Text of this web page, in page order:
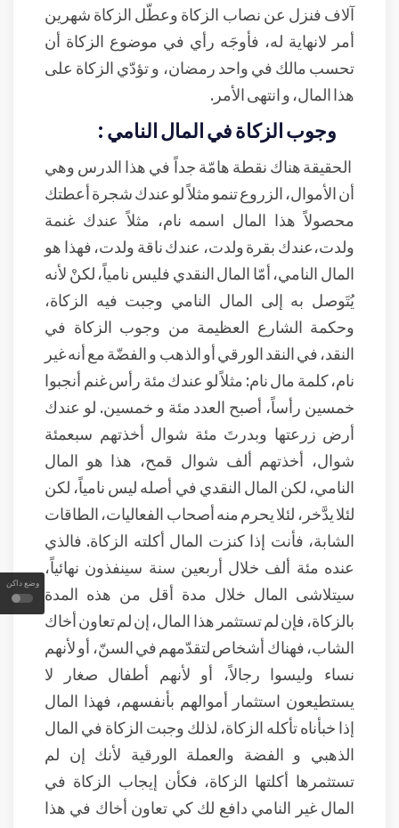
وضع داكن
آلاف فنزل عن نصاب الزكاة وعطّل الزكاة شهرين
أمر لانهاية له، فأوجَه رأي في موضوع الزكاة أن
تحسب مالك في واحد رمضان، و تؤدّي الزكاة على
هذا المال، و انتهى الأمر.
وجوب الزكاة في المال النامي :
الحقيقة هناك نقطة هامّة جداً في هذا الدرس وهي
أن الأموال، الزروع تنمو مثلاً لو عندك شجرة أعطتك
محصولاً هذا المال اسمه نام، مثلاً عندك غنمة
ولدت،عندك بقرة ولدت، عندك ناقة ولدت، فهذا هو
المال النامي، أمّا المال النقدي فليس نامياً، لكنْ لأنه
يُتَوصل به إلى المال النامي وجبت فيه الزكاة،
وحكمة الشارع العظيمة من وجوب الزكاة في
النقد، في النقد الورقي أو الذهب و الفضّة مع أنه غير
نام، كلمة مال نام: مثلاً لو عندك مئة رأس غنم أنجبوا
خمسين رأساً، أصبح العدد مئة و خمسين. لو عندك
أرض زرعتها وبدرتَ مئة شوال أخذتهم سبعمئة
شوال، أخذتهم ألف شوال قمح، هذا هو المال
النامي، لكن المال النقدي في أصله ليس نامياً، لكن
لئلا يدَّخر، لئلا يحرم منه أصحاب الفعاليات، الطاقات
الشابة، فأنت إذا كنزت المال أكلته الزكاة. فالذي
عنده مئة ألف خلال أربعين سنة سينفذون نهائياً،
سيتلاشى المال خلال مدة أقل من هذه المدة
بالزكاة، فإن لم تستثمر هذا المال، إن لم تعاون أخاك
الشاب، فهناك أشخاص لتقدّمهم في السنّ، أو لأنهم
نساء وليسوا رجالاً، أو لأنهم أطفال صغار لا
يستطيعون استثمار أموالهم بأنفسهم، فهذا المال
إذا خبأناه تأكله الزكاة، لذلك وجبت الزكاة في المال
الذهبي و الفضة والعملة الورقية لأنك إن لم
تستثمرها أكلتها الزكاة، فكأن إيجاب الزكاة في
المال غير النامي دافع لك كي تعاون أخاك في هذا